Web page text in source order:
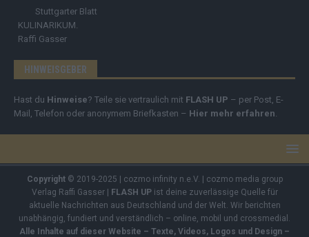
Stuttgarter Blatt
KULINARIKUM.
Raffi Gasser
HINWEISGEBER
Hast du Hinweise? Teile sie vertraulich mit FLASH UP – per Post, E-
Mail, Telefon oder anonymem Briefkasten – Hier mehr erfahren
Copyright© 2019-2025 | cozmo infinity n.e.V. | cozmo media group
Verlag Raffi Gasser | FLASH UPist deine zuverlässige Quelle für
aktuelle Nachrichten aus Deutschland und der Welt. Wir berichten
unabhängig, fundiert und verständlich – online, mobil und crossmedial.
Alle Inhalte auf dieser Website – Texte, Videos, Logos und Design –